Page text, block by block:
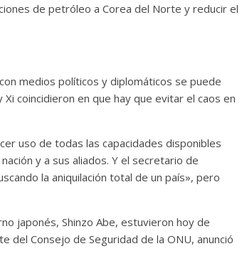
de petróleo a Corea del Norte y reducir el
medios políticos y diplomáticos se puede
coincidieron en que hay que evitar el caos en
uso de todas las capacidades disponibles
y a sus aliados. Y el secretario de
la aniquilación total de un país», pero
japonés, Shinzo Abe, estuvieron hoy de
del Consejo de Seguridad de la ONU, anunció